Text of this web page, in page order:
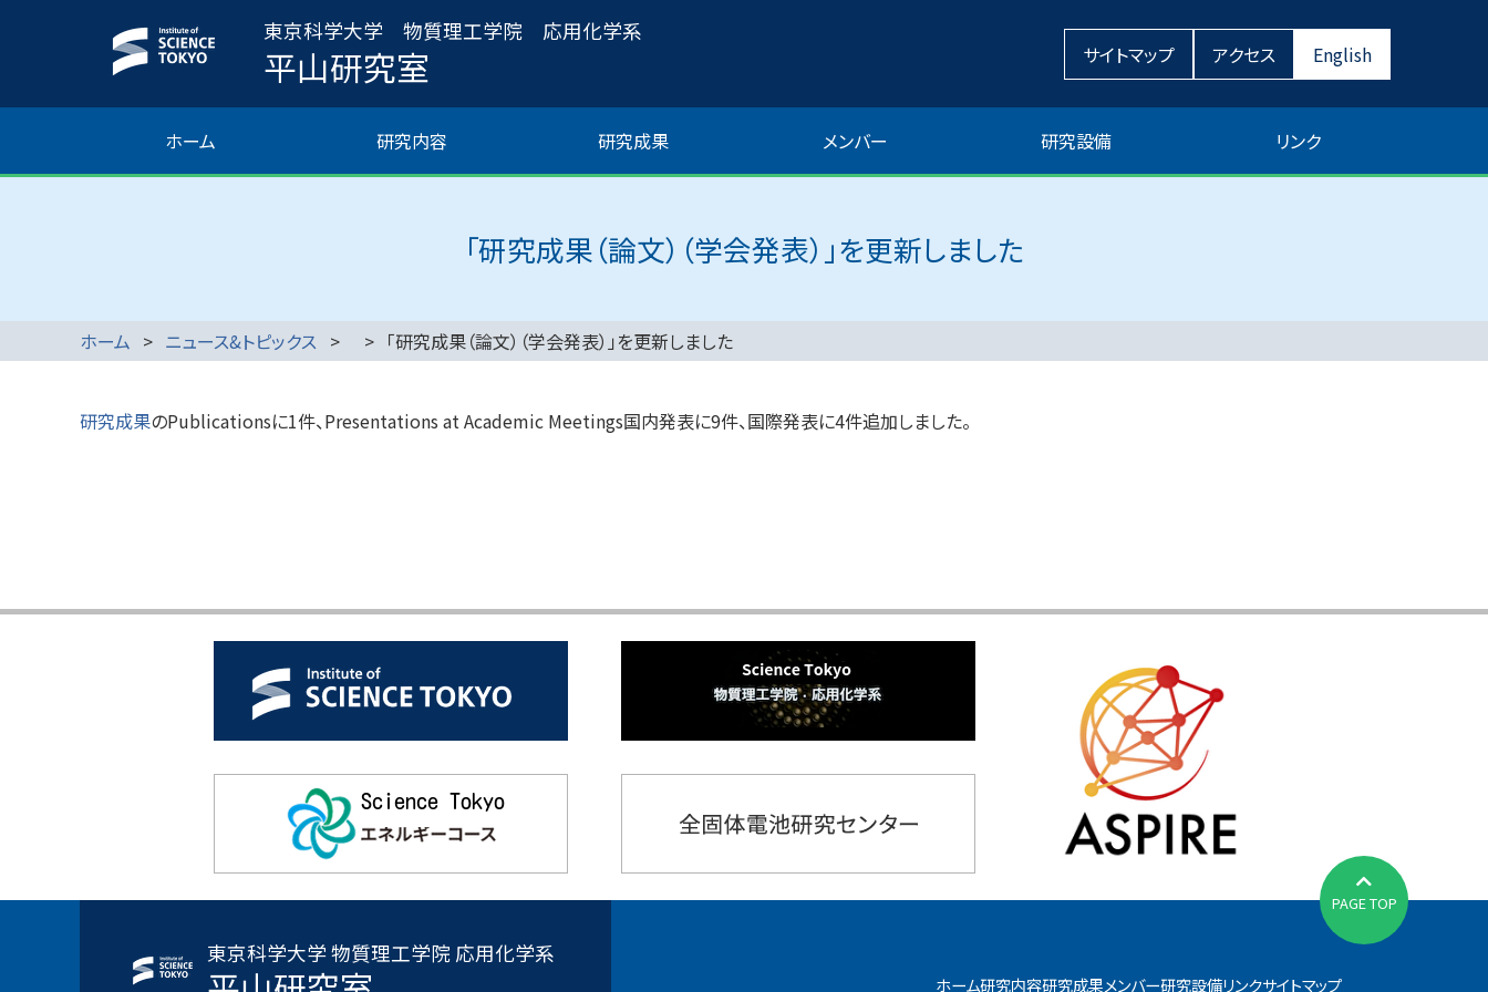
東京科学大学 物質理工学院 応用化学系
平山研究室 サイトマップ アクセス English
ホーム 研究内容 研究成果 メンバー 研究設備 リンク
「研究成果（論文）（学会発表）」を更新しました
ホーム ニュース&トピックス 「研究成果（論文）（学会発表）」を更新しました
研究成果のPublicationsに1件、Presentations at Academic Meetings国内発表に9件、国際発表に4件追加しました。
東京科学大学 物質理工学院 応用化学系
ホーム研究内容研究成果メンバー研究設備リンクサイトマップ
PAGE TOP